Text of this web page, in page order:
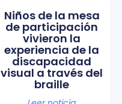
Niños de la mesa
de participación
vivieron la
experiencia de la
discapacidad
visual a través del
braille